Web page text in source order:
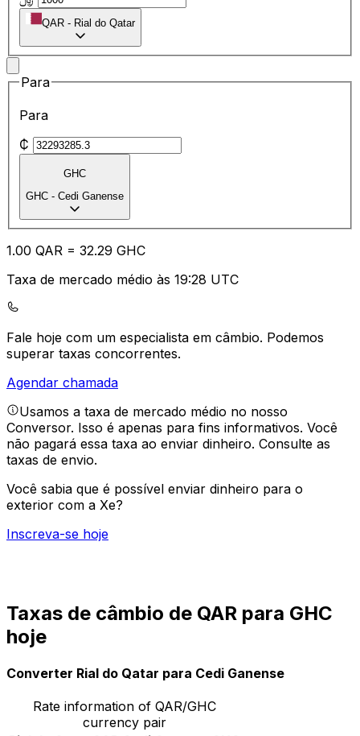
QAR - Rial do Qatar
Para
Para
₵
GHC
GHC - Cedi Ganense
1.00 QAR = 32.29 GHC
Taxa de mercado médio às 19:28 UTC
Fale hoje com um especialista em câmbio. Podemos
superar taxas concorrentes.
Agendar chamada
Usamos a taxa de mercado médio no nosso
Conversor. Isso é apenas para fins informativos. Você
não pagará essa taxa ao enviar dinheiro. Consulte as
taxas de envio.
Você sabia que é possível enviar dinheiro para o
exterior com a Xe?
Inscreva-se hoje
Taxas de câmbio de QAR para GHC
hoje
Converter Rial do Qatar para Cedi Ganense
Rate information of QAR/GHC
currency pair